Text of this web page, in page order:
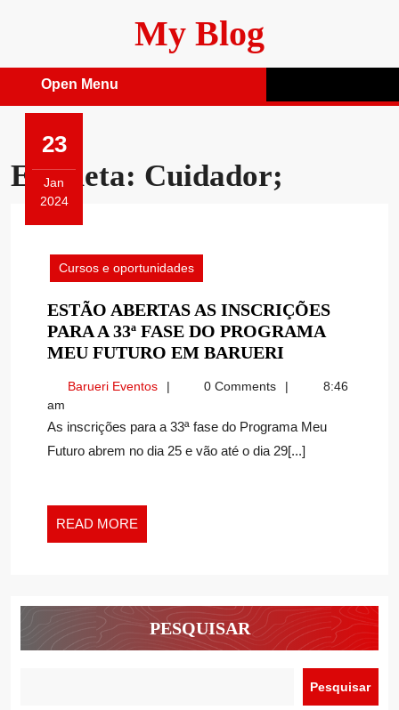
My Blog
Open Menu
Etiqueta: Cuidador;
23
Jan
2024
2024
Cursos e oportunidades
ESTÃO ABERTAS AS INSCRIÇÕES
PARA A 33ª FASE DO PROGRAMA
MEU FUTURO EM BARUERI
AS
PARA
A
BARUERI
Barueri EventosBarueri
0 Comments
8:46
am
As inscrições para a 33ª fase do Programa Meu
Futuro abrem no dia 25 e vão até o dia 29[...]
READ MORE
MORE
PESQUISAR
Pesquisar